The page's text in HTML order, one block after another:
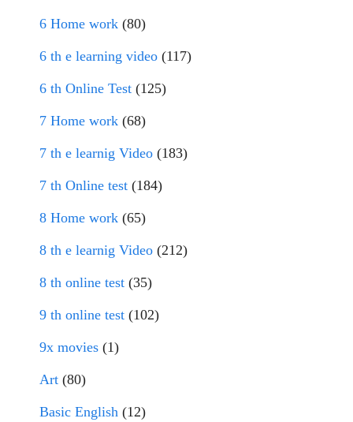
6 Home work (80)
6 th e learning video (117)
6 th Online Test (125)
7 Home work (68)
7 th e learnig Video (183)
7 th Online test (184)
8 Home work (65)
8 th e learnig Video (212)
8 th online test (35)
9 th online test (102)
9x movies (1)
Art (80)
Basic English (12)